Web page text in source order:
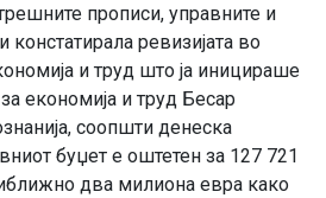
прописи, управните и
констатирала ревизијата во
и труд што ја иницираше
економија и труд Бесар
соопшти денеска
буџет е оштетен за 127 721
два милиона евра како